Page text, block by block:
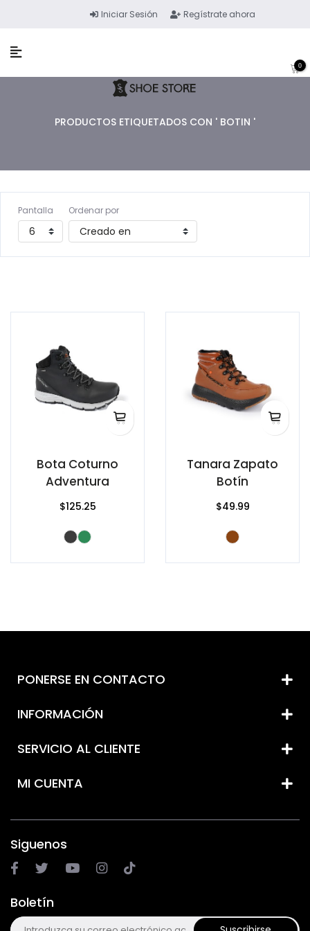
Iniciar Sesión Regístrate ahora
0
PRODUCTOS ETIQUETADOS CON ' BOTIN '
Pantalla Ordenar por
Bota Coturno
Adventura
$125.25
Tanara Zapato
Botín
$49.99
PONERSE EN CONTACTO
INFORMACIÓN
SERVICIO AL CLIENTE
MI CUENTA
Siguenos
Boletín